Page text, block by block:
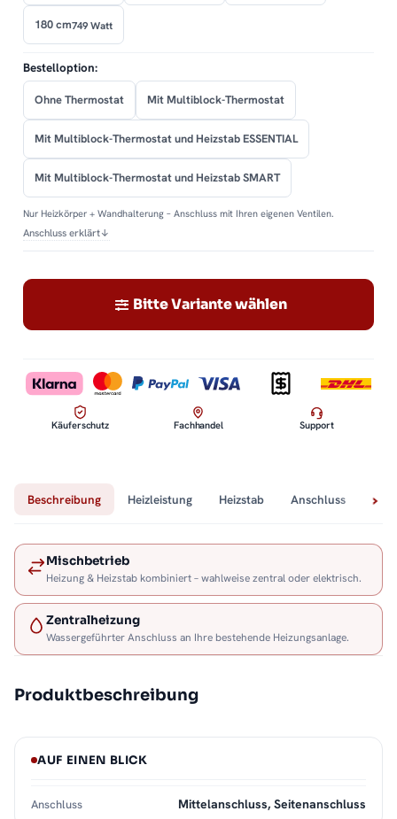
180 cm749 Watt
Bestelloption:
Ohne Thermostat Mit Multiblock-Thermostat
Mit Multiblock-Thermostat und Heizstab ESSENTIAL
Mit Multiblock-Thermostat und Heizstab SMART
Nur Heizkörper + Wandhalterung – Anschluss mit Ihren eigenen Ventilen.
Anschluss erklärt↓
Bitte Variante wählen
Käuferschutz Fachhandel Support
Beschreibung Heizleistung Heizstab Anschluss
Mischbetrieb
Heizung & Heizstab kombiniert – wahlweise zentral oder elektrisch.
Zentralheizung
Wassergeführter Anschluss an Ihre bestehende Heizungsanlage.
Produktbeschreibung
AUF EINEN BLICK
Anschluss Mittelanschluss, Seitenanschluss